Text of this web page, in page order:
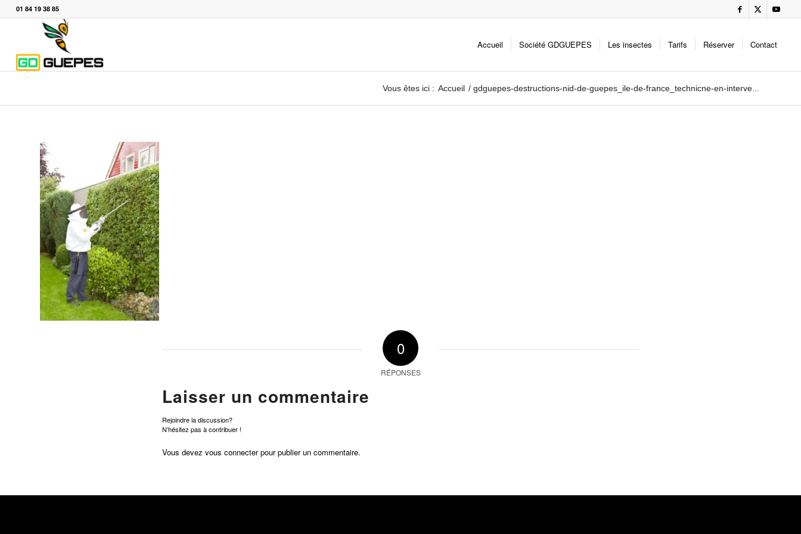
01 84 19 38 85
Accueil Société GDGUEPES Les insectes Tarifs Réserver Contact
Vous êtes ici : Accueil / gdguepes-destructions-nid-de-guepes_ile-de-france_technicne-en-interve...
0
RÉPONSES
Laisser un commentaire
Rejoindre la discussion?
N’hésitez pas à contribuer !
Vous devez vous connecterpour publier un commentaire.